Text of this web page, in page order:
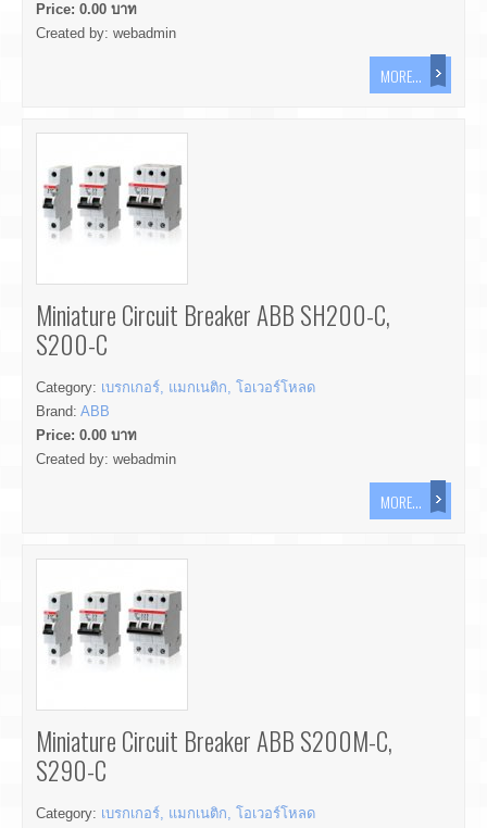
Price: 0.00 บาท
Created by: webadmin
MORE...
Miniature Circuit Breaker ABB SH200-C,
S200-C
Category: เบรกเกอร์, แมกเนติก, โอเวอร์โหลด
Brand: ABB
Price: 0.00 บาท
Created by: webadmin
MORE...
Miniature Circuit Breaker ABB S200M-C,
S290-C
Category: เบรกเกอร์, แมกเนติก, โอเวอร์โหลด